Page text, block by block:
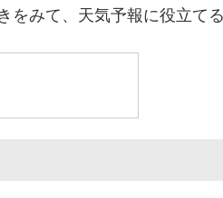
をみて、天気予報に役立て